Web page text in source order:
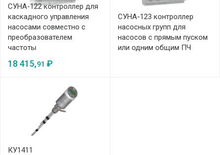
СУНА-122 контроллер для
каскадного управления
насосами совместно с
преобразователем
частоты
18 415,91 ₽
СУНА-123 контроллер
насосных групп для
насосов с прямым пуском
или одним общим ПЧ
КУ1411